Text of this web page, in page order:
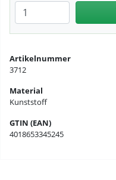
Anzahl eingeben
Artikelnummer
3712
Material
Kunststoff
GTIN (EAN)
4018653345245